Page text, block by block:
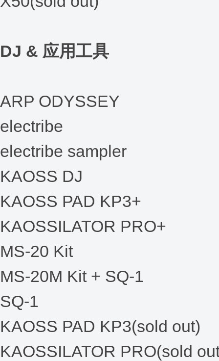
DJ & 应用工具
ARP ODYSSEY
electribe
electribe sampler
KAOSS DJ
KAOSS PAD KP3+
KAOSSILATOR PRO+
MS-20 Kit
MS-20M Kit + SQ-1
SQ-1
KAOSS PAD KP3(sold out)
KAOSSILATOR PRO(sold